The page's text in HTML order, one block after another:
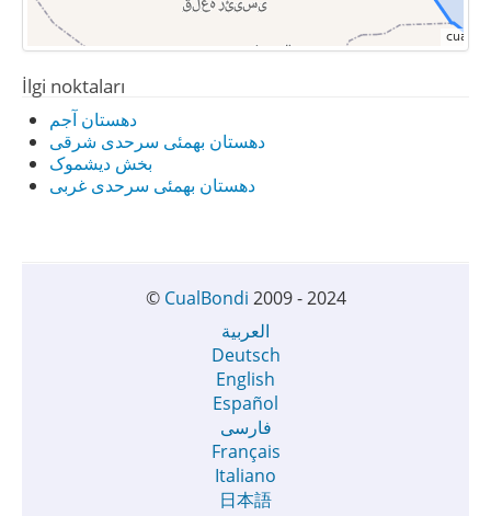
İlgi noktaları
دهستان آجم
دهستان بهمئی سرحدی شرقی
بخش دیشموک
دهستان بهمئی سرحدی غربی
© CualBondi 2009 - 2024
العربية
Deutsch
English
Español
فارسی
Français
Italiano
日本語